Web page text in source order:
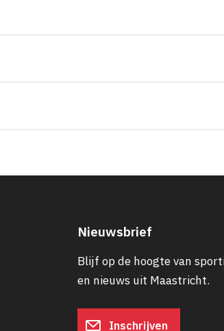
Nieuwsbrief
Blijf op de hoogte van
en nieuws uit Maastricht.
Inschrijven